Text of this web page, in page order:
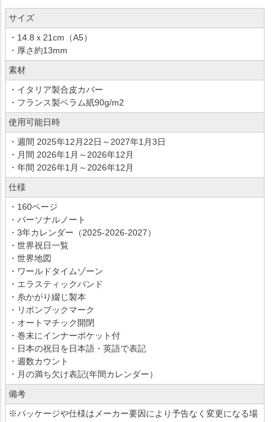
サイズ
・14.8ｘ21cm（A5）
・厚さ約13mm
素材
・イタリア製合皮カバー
・フランス製ベラム紙90g/m2
使用可能日時
・週間 2025年12月22日～2027年1月3日
・月間 2026年1月～2026年12月
・年間 2026年1月～2026年12月
仕様
・160ページ
・パーソナルノート
・3年カレンダー（2025-2026-2027）
・世界祝日一覧
・世界地図
・ワールドタイムゾーン
・エラスティックバンド
・糸かがり綴じ製本
・リボンブックマーク
・オートマチック開閉
・巻末にインナーポケット付
・日本の祝日を日本語・英語で表記
・週数カウント
・月の満ち欠け表記(年間カレンダー）
備考
※パッケージや仕様はメーカー要因により予告なく変更になる場